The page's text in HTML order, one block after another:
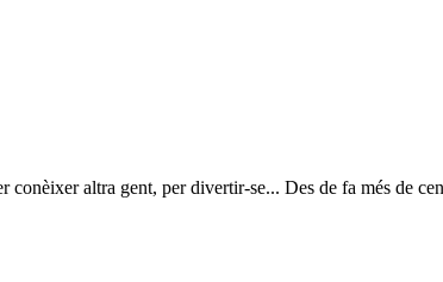
conèixer altra gent, per divertir-se... Des de fa més de